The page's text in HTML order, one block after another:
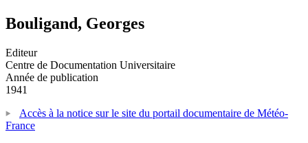
Bouligand, Georges
Editeur
Centre de Documentation Universitaire
Année de publication
1941
Accès à la notice sur le site du portail documentaire de Météo-
France